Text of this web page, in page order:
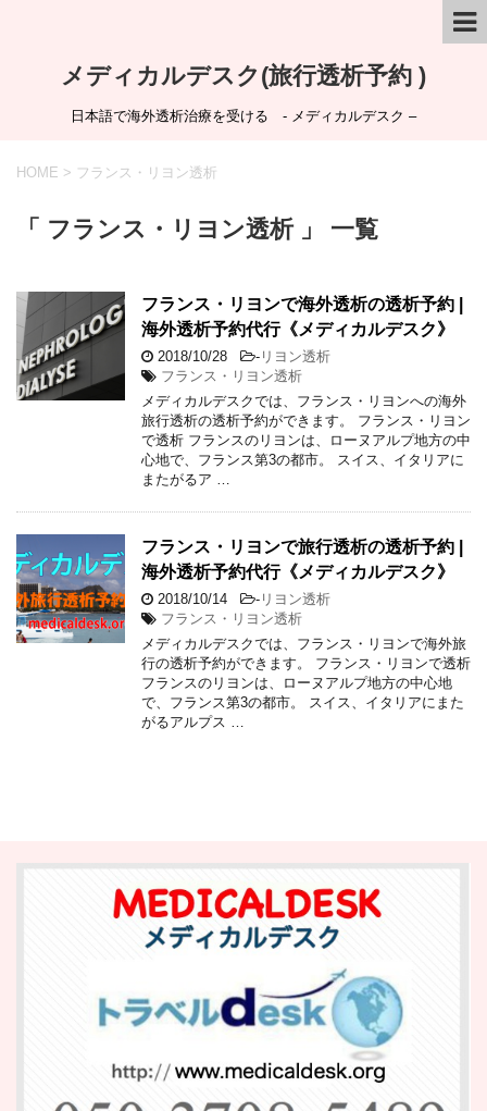
メディカルデスク(旅行透析予約 )
日本語で海外透析治療を受ける - メディカルデスク –
HOME > フランス・リヨン透析
「 フランス・リヨン透析 」 一覧
フランス・リヨンで海外透析の透析予約 |
海外透析予約代行《メディカルデスク》
2018/10/28 - リヨン透析
フランス・リヨン透析
メディカルデスクでは、フランス・リヨンへの海外
旅行透析の透析予約ができます。 フランス・リヨン
で透析 フランスのリヨンは、ローヌアルプ地方の中
心地で、フランス第3の都市。 スイス、イタリアに
またがるア …
フランス・リヨンで旅行透析の透析予約 |
海外透析予約代行《メディカルデスク》
2018/10/14 - リヨン透析
フランス・リヨン透析
メディカルデスクでは、フランス・リヨンで海外旅
行の透析予約ができます。 フランス・リヨンで透析
フランスのリヨンは、ローヌアルプ地方の中心地
で、フランス第3の都市。 スイス、イタリアにまた
がるアルプス …